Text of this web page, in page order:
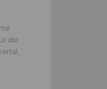
die